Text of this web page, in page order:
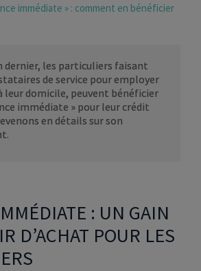
immédiate » : comment en bénéficier
dernier, les particuliers faisant
de service pour employer
leur domicile, peuvent bénéficier
immédiate » pour leur crédit
en détails sur son
: UN GAIN
D’ACHAT POUR LES